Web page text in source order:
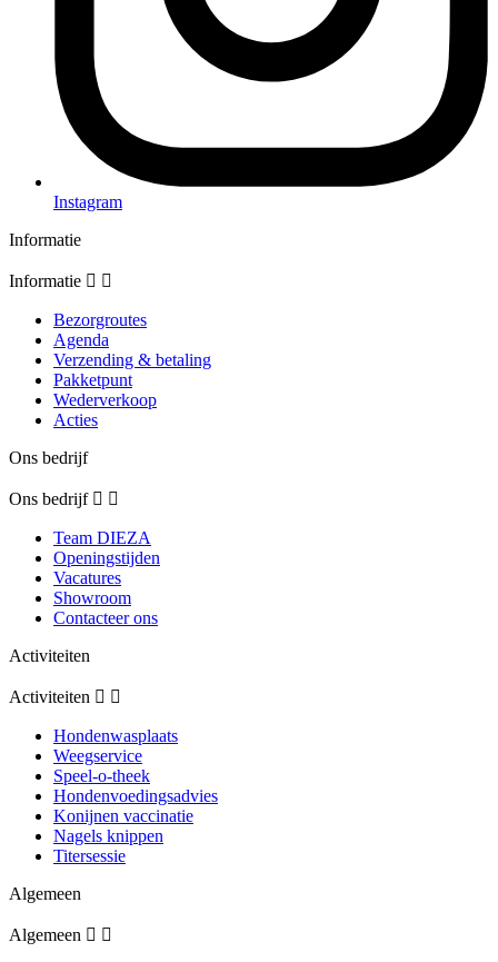
Instagram
Informatie
Informatie  
Bezorgroutes
Agenda
Verzending & betaling
Pakketpunt
Wederverkoop
Acties
Ons bedrijf
Ons bedrijf  
Team DIEZA
Openingstijden
Vacatures
Showroom
Contacteer ons
Activiteiten
Activiteiten  
Hondenwasplaats
Weegservice
Speel-o-theek
Hondenvoedingsadvies
Konijnen vaccinatie
Nagels knippen
Titersessie
Algemeen
Algemeen  